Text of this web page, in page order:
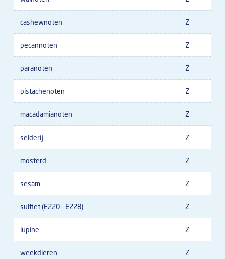
cashewnoten Z
pecannoten Z
paranoten Z
pistachenoten Z
macadamianoten Z
selderij Z
mosterd Z
sesam Z
sulfiet (E220 - E228) Z
lupine Z
weekdieren Z